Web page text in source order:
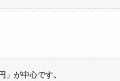
が中心です。